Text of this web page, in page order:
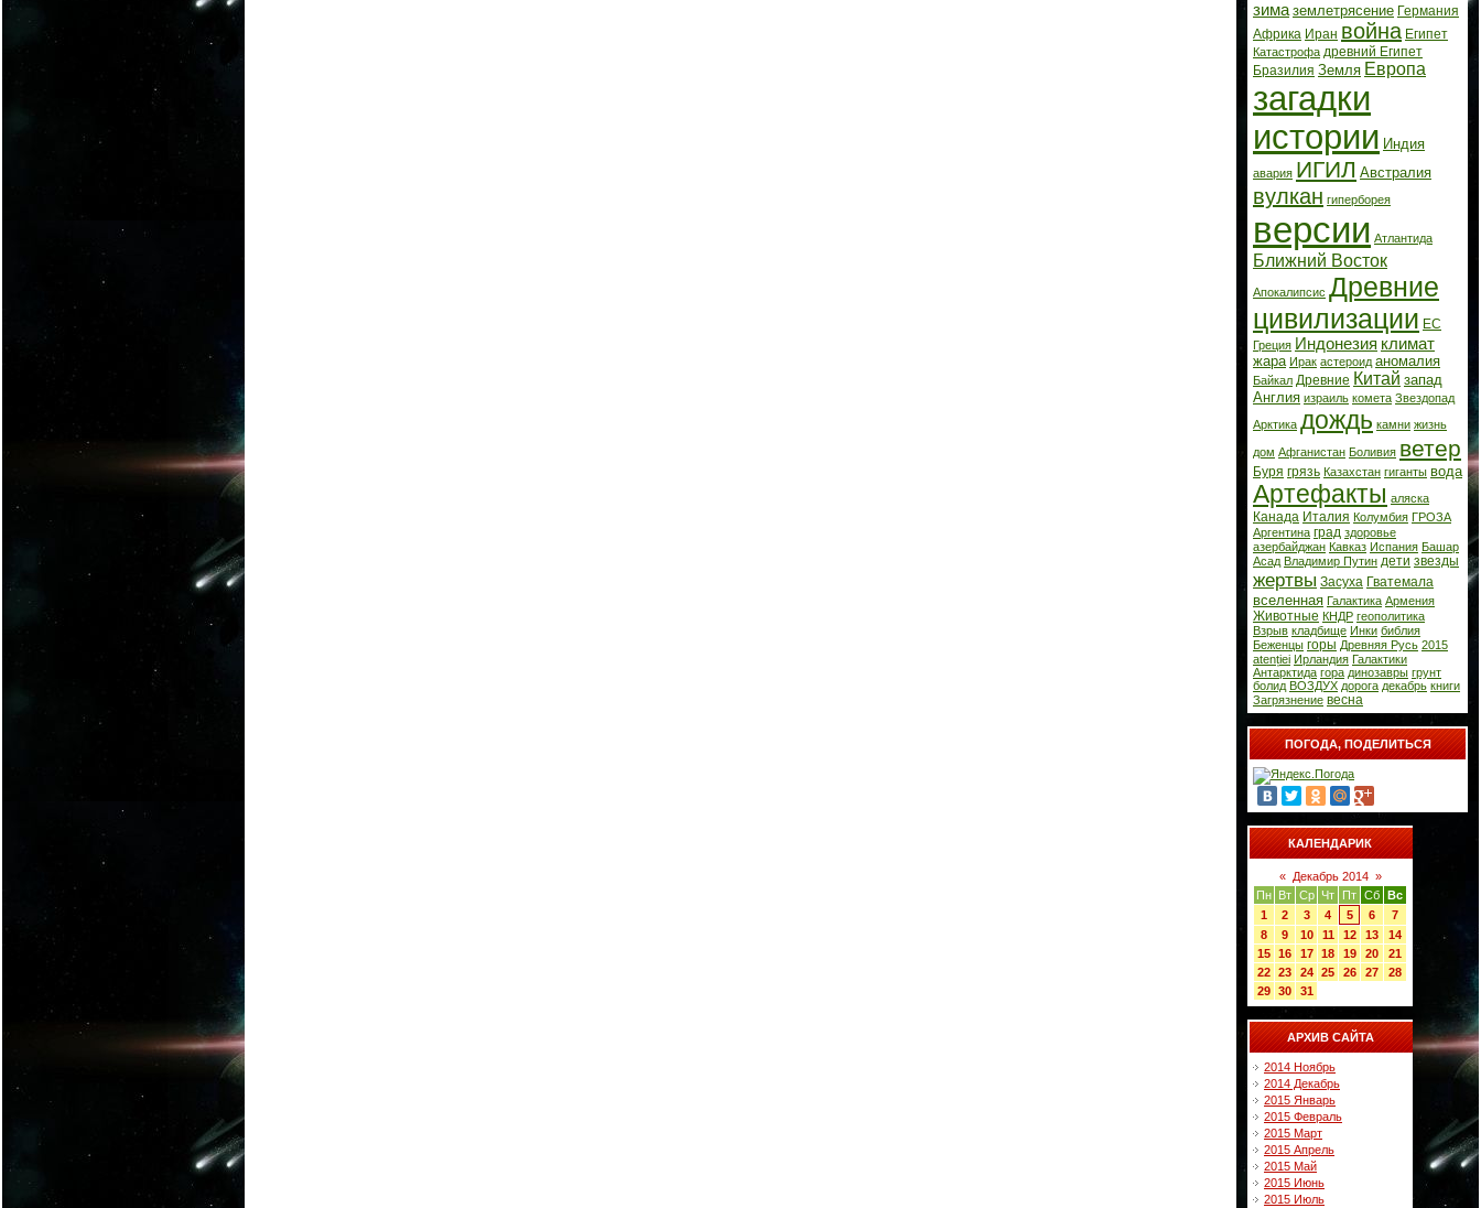
зима землетрясение Германия
Африка Иран война Египет
Катастрофа древний Египет
Бразилия Земля Европа
загадки
истории Индия
авария ИГИЛ Австралия
вулкан гиперборея
версии Атлантида
Ближний Восток
Апокалипсис Древние
цивилизации ЕС
Греция Индонезия климат
жара Ирак астероид аномалия
Байкал Древние Китай запад
Англия израиль комета Звездопад
Арктика дождь камни жизнь
дом Афганистан Боливия ветер
Буря грязь Казахстан гиганты вода
Артефакты аляска
Канада Италия Колумбия ГРОЗА
Аргентина град здоровье
азербайджан Кавказ Испания Башар
Асад Владимир Путин дети звезды
жертвы Засуха Гватемала
вселенная Галактика Армения
Животные КНДР геополитика
Взрыв кладбище Инки библия
Беженцы горы Древняя Русь 2015
atenției Ирландия Галактики
Антарктида гора динозавры грунт
болид ВОЗДУХ дорога декабрь книги
Загрязнение весна
ПОГОДА, ПОДЕЛИТЬСЯ
КАЛЕНДАРИК
« Декабрь 2014 »
Пн Вт Ср Чт Пт Сб Вс
1
2 3 4 5 6
7
8
9 10 11 12 13
14
15 16 17 18 19 20
21
22 23 24 25 26 27
28
29 30 31
АРХИВ САЙТА
2014 Ноябрь
2014 Декабрь
2015 Январь
2015 Февраль
2015 Март
2015 Апрель
2015 Май
2015 Июнь
2015 Июль